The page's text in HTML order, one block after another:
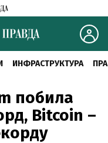
ИНФРАСТРУКТУРА
побила
Bitcoin –